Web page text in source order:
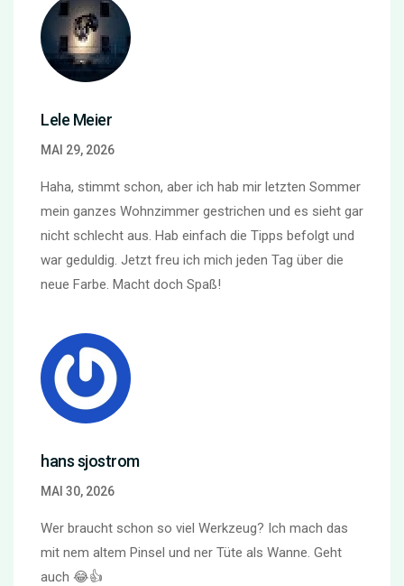
Lele Meier
MAI 29, 2026
Haha, stimmt schon, aber ich hab mir letzten Sommer
mein ganzes Wohnzimmer gestrichen und es sieht gar
nicht schlecht aus. Hab einfach die Tipps befolgt und
war geduldig. Jetzt freu ich mich jeden Tag über die
neue Farbe. Macht doch Spaß!
hans sjostrom
MAI 30, 2026
Wer braucht schon so viel Werkzeug? Ich mach das
mit nem altem Pinsel und ner Tüte als Wanne. Geht
auch 😂👍